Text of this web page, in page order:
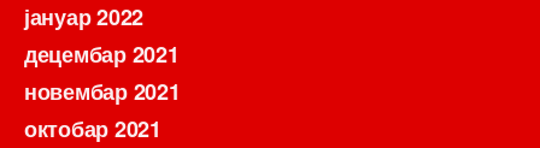
јануар 2022
децембар 2021
новембар 2021
октобар 2021